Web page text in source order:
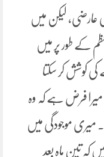
عارضی، لیکن میں
کے طور پر میں
کوشش کر سکتا
میرا فرض ہے کہ وہ
۔ میری موجودگی میں
کہ تین ماہ بعد